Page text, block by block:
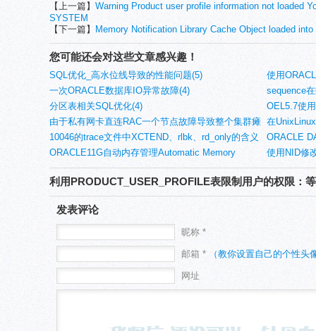
【上一篇】 Warning Product user profile information not loaded
SYSTEM
【下一篇】
Memory Notification Library Cache Object loaded into
您可能还会对这些文章感兴趣！
SQL优化_高水位线导致的性能问题(5)
使用
一次ORACLE数据库IO异常故障(4)
sequence
实验(4)
分区表相关SQL优化(4)
OEL5.7使
由于私有网卡直连RAC一个节点故障导致整个集群瘫
痪(4)
在
IMPDP的
10046的trace文件中XCTEND、rlbk、rd_only的含义
(2)
ORACLE
理(2)
ORACLE11G自动内存管理Automatic Memory
Management（AMM）(2)
使用NID修
利用PRODUCT_USER_PROFILE表限制用户的权限：
发表评论
昵称 *
邮箱 * （教你设置自己的个性头
网址